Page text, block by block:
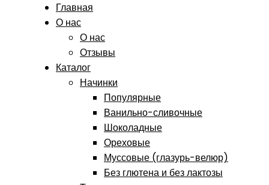
Главная
О нас
О нас
Отзывы
Каталог
Начинки
Популярные
Ванильно-сливочные
Шоколадные
Ореховые
Муссовые (глазурь-велюр)
Без глютена и без лактозы